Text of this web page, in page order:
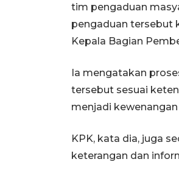
tim pengaduan
pengaduan tersebut
Kepala Bagian
Ia mengatakan
tersebut sesuai
menjadi
KPK, kata dia, juga
keterangan dan